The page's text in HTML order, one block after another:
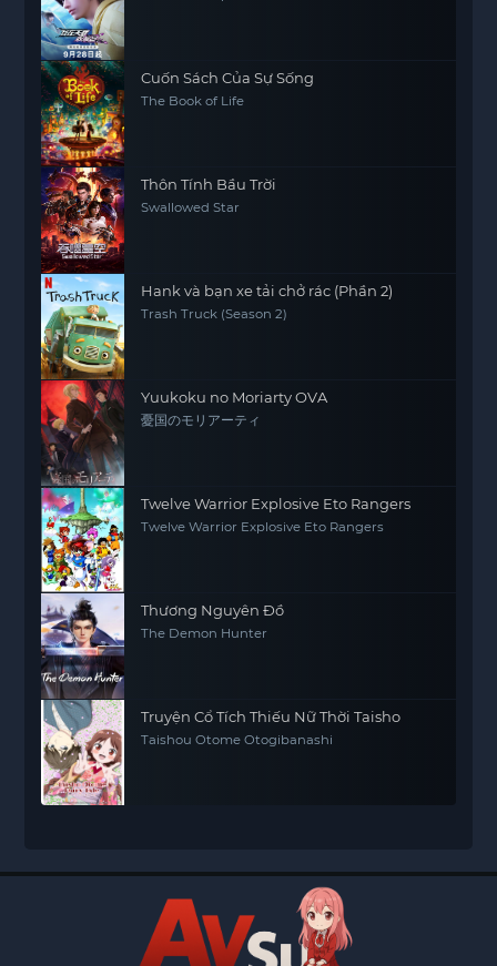
Cuốn Sách Của Sự Sống
The Book of Life
Thôn Tính Bầu Trời
Swallowed Star
Hank và bạn xe tải chở rác (Phần 2)
Trash Truck (Season 2)
Yuukoku no Moriarty OVA
憂国のモリアーティ
Twelve Warrior Explosive Eto Rangers
Twelve Warrior Explosive Eto Rangers
Thương Nguyên Đồ
The Demon Hunter
Truyện Cổ Tích Thiếu Nữ Thời Taisho
Taishou Otome Otogibanashi